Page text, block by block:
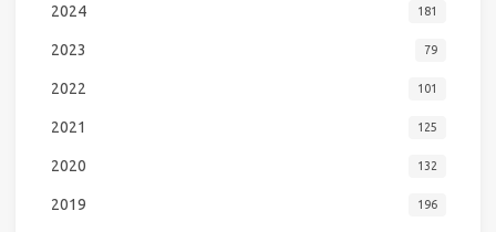
2024 181
2023 79
2022 101
2021 125
2020 132
2019 196